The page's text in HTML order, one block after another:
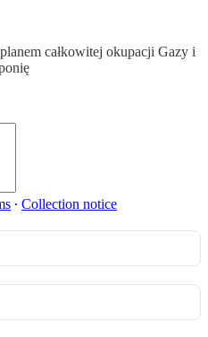
całkowitej okupacji Gazy i
∙ Collection notice